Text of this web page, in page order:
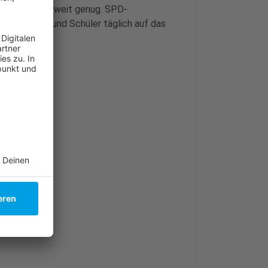
das nicht weit genug. SPD-
und Schüler täglich auf das